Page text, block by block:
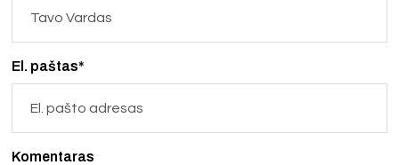
El. paštas*
Komentaras